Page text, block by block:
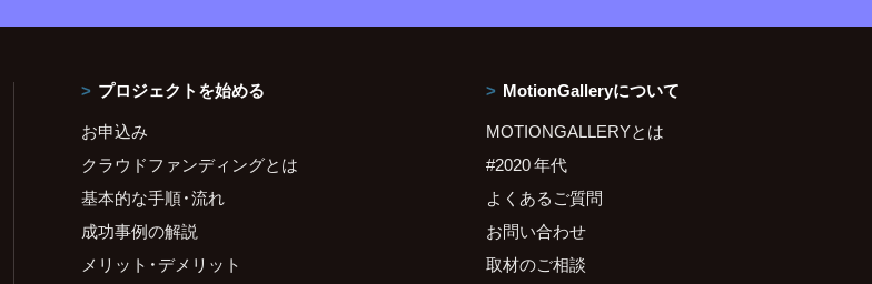
プロジェクトを始める
お申込み
クラウドファンディングとは
基本的な手順・流れ
成功事例の解説
メリット・デメリット
MotionGalleryについて
MOTIONGALLERYとは
#2020 年代
よくあるご質問
お問い合わせ
取材のご相談